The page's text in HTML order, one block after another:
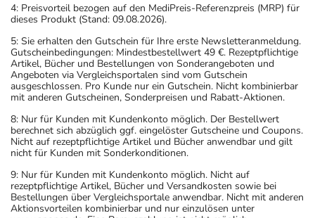
4: Preisvorteil bezogen auf den MediPreis-Referenzpreis (MRP) für
dieses Produkt (Stand: 09.08.2026).
5: Sie erhalten den Gutschein für Ihre erste Newsletteranmeldung.
Gutscheinbedingungen: Mindestbestellwert 49 €. Rezeptpflichtige
Artikel, Bücher und Bestellungen von Sonderangeboten und
Angeboten via Vergleichsportalen sind vom Gutschein
ausgeschlossen. Pro Kunde nur ein Gutschein. Nicht kombinierbar
mit anderen Gutscheinen, Sonderpreisen und Rabatt-Aktionen.
8: Nur für Kunden mit Kundenkonto möglich. Der Bestellwert
berechnet sich abzüglich ggf. eingelöster Gutscheine und Coupons.
Nicht auf rezeptpflichtige Artikel und Bücher anwendbar und gilt
nicht für Kunden mit Sonderkonditionen.
9: Nur für Kunden mit Kundenkonto möglich. Nicht auf
rezeptpflichtige Artikel, Bücher und Versandkosten sowie bei
Bestellungen über Vergleichsportale anwendbar. Nicht mit anderen
Aktionsvorteilen kombinierbar und nur einzulösen unter